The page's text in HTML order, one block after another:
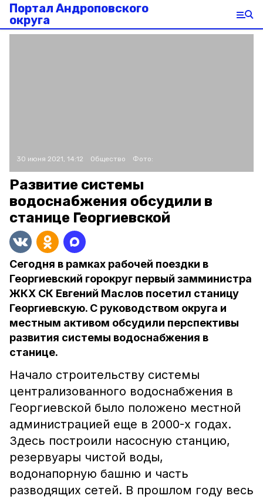
Портал Андроповского
округа
30 июня 2021, 14:12 Общество Фото:
Развитие системы
водоснабжения обсудили в
станице Георгиевской
Сегодня в рамках рабочей поездки в
Георгиевский горокруг первый замминистра
ЖКХ СК Евгений Маслов посетил станицу
Георгиевскую. С руководством округа и
местным активом обсудили перспективы
развития системы водоснабжения в
станице.
Начало строительству системы
централизованного водоснабжения в
Георгиевской было положено местной
администрацией еще в 2000-х годах.
Здесь построили насосную станцию,
резервуары чистой воды,
водонапорную башню и часть
разводящих сетей. В прошлом году весь